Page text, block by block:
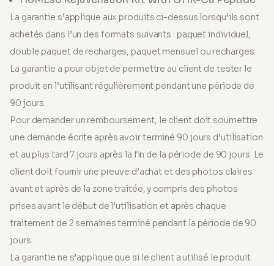
La garantie s’applique aux produits ci-dessus lorsqu’ils sont
achetés dans l’un des formats suivants : paquet individuel,
double paquet de recharges, paquet mensuel ou recharges.
La garantie a pour objet de permettre au client de tester le
produit en l’utilisant régulièrement pendant une période de
90 jours.
Pour demander un remboursement, le client doit soumettre
une demande écrite après avoir terminé 90 jours d’utilisation
et au plus tard 7 jours après la fin de la période de 90 jours. Le
client doit fournir une preuve d’achat et des photos claires
avant et après de la zone traitée, y compris des photos
prises avant le début de l’utilisation et après chaque
traitement de 2 semaines terminé pendant la période de 90
jours.
La garantie ne s’applique que si le client a utilisé le produit